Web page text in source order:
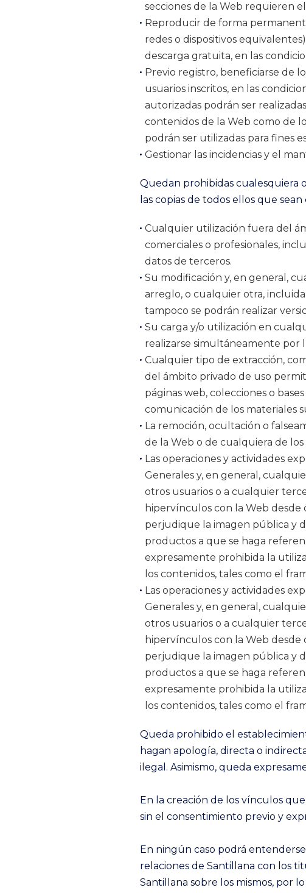
secciones de la Web requieren
Reproducir de forma
redes o dispositivos
descarga gratuita, en las
Previo registro, beneficiarse de
usuarios inscritos, en las
autorizadas podrán ser
contenidos de la Web como de
podrán ser utilizadas para fines
Gestionar las incidencias y el
Quedan prohibidas cualesquiera
las copias de todos ellos que
Cualquier utilización fuera del
comerciales o profesionales,
datos de terceros.
Su modificación y, en general,
arreglo, o cualquier otra,
tampoco se podrán realizar
Su carga y/o utilización en
realizarse simultáneamente por
Cualquier tipo de extracción,
del ámbito privado de uso
páginas web, colecciones o
comunicación de los materiales
La remoción, ocultación o
de la Web o de cualquiera de
Las operaciones y actividades
Generales y, en general,
otros usuarios o a cualquier
hipervínculos con la Web desde
perjudique la imagen pública y
productos a que se haga
expresamente prohibida la
los contenidos, tales como el
Las operaciones y actividades
Generales y, en general,
otros usuarios o a cualquier
hipervínculos con la Web desde
perjudique la imagen pública y
productos a que se haga
expresamente prohibida la
los contenidos, tales como el
Queda prohibido el
hagan apología, directa o
ilegal. Asimismo, queda
En la creación de los vínculos
sin el consentimiento previo y
En ningún caso podrá
relaciones de Santillana con los
Santillana sobre los mismos, por